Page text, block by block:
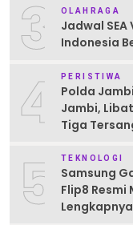
3 OLAHRAGA
Jadwal
Indonesia
4 PERISTIWA
Polda
Jambi,
Tiga
5 TEKNOLOGI
Samsung
Flip8 Resmi
Lengkapnya